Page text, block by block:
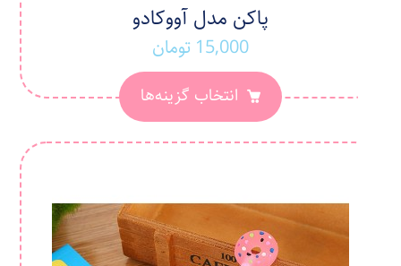
پاکن مدل آووکادو
15,000 تومان
انتخاب گزینه‌ها